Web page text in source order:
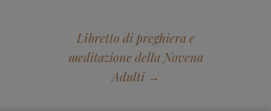
Libretto di preghiera e
meditazione della Novena
Adulti →